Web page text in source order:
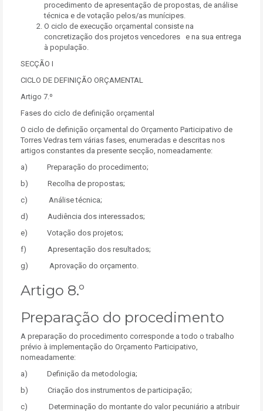
procedimento de apresentação de propostas, de análise
técnica e de votação pelos/as munícipes.
O ciclo de execução orçamental consiste na
concretização dos projetos vencedores e na sua entrega
à população.
SECÇÃO I
CICLO DE DEFINIÇÃO ORÇAMENTAL
Artigo 7.º
Fases do ciclo de definição orçamental
O ciclo de definição orçamental do Orçamento Participativo de
Torres Vedras tem várias fases, enumeradas e descritas nos
artigos constantes da presente secção, nomeadamente:
a) Preparação do procedimento;
b) Recolha de propostas;
c) Análise técnica;
d) Audiência dos interessados;
e) Votação dos projetos;
f) Apresentação dos resultados;
g) Aprovação do orçamento.
Artigo 8.º
Preparação do procedimento
A preparação do procedimento corresponde a todo o trabalho
prévio à implementação do Orçamento Participativo,
nomeadamente:
a) Definição da metodologia;
b) Criação dos instrumentos de participação;
c) Determinação do montante do valor pecuniário a atribuir